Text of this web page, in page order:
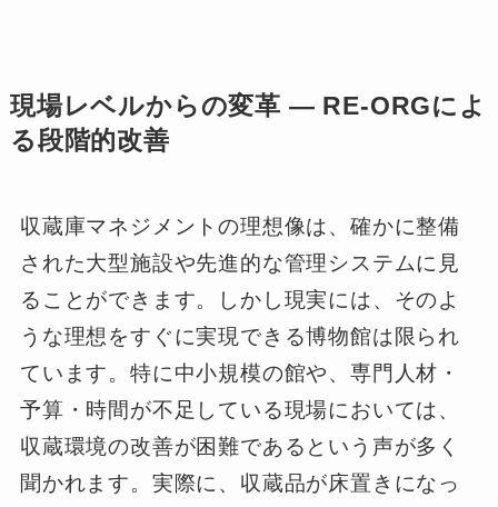
現場レベルからの変革 ― RE-ORGによ
る段階的改善
収蔵庫マネジメントの理想像は、確かに整備
された大型施設や先進的な管理システムに見
ることができます。しかし現実には、そのよ
うな理想をすぐに実現できる博物館は限られ
ています。特に中小規模の館や、専門人材・
予算・時間が不足している現場においては、
収蔵環境の改善が困難であるという声が多く
聞かれます。実際に、収蔵品が床置きになっ